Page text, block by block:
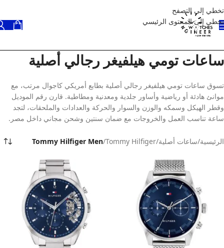
تخطي إلى التصفح
تخطي إلى المحتوى الرئيسي
ساعات تومي هيلفيغر رجالي أصلية
تسوق ساعات تومي هيلفيغر رجالي أصلية بطابع أمريكي كاجوال مرتب، مع
موانئ هادئة أو رياضية وأساور جلدية ومعدنية ومطاطية. قارن رقم الموديل
وقطر الهيكل وسمكه والوزن والسوار والحركة والعدادات والملحقات، لتجد
ساعة تناسب العمل والخروجات مع ضمان سنتين وشحن مجاني داخل مصر.
الرئيسية/ساعات أصلية/
Tommy Hilfiger
/
Tommy Hilfiger Men